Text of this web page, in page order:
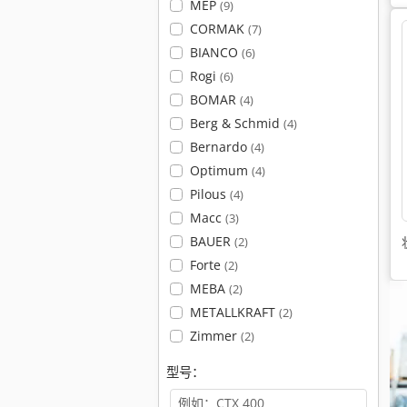
MEP (9)
CORMAK (7)
BIANCO (6)
Rogi (6)
BOMAR (4)
Berg & Schmid (4)
Bernardo (4)
Optimum (4)
Pilous (4)
Macc (3)
BAUER (2)
Forte (2)
MEBA (2)
METALLKRAFT (2)
Zimmer (2)
型号：